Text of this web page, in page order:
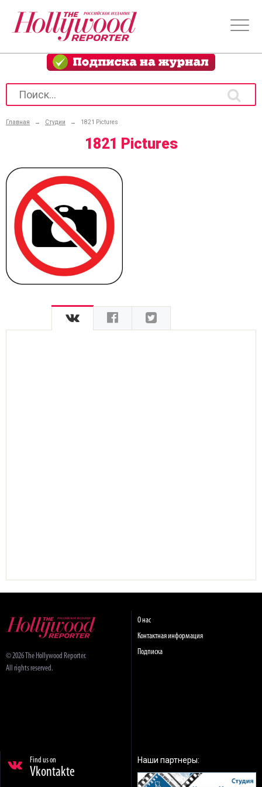
Главная → Студии → 1821 Pictures
1821 Pictures
© 2026 The Hollywood Reporter.
All rights reserved.
О нас
Контактная информация
Подписка
Find us on
Vkontakte
Наши партнеры: